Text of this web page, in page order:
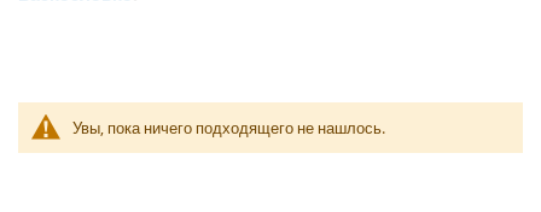
Увы, пока ничего подходящего не нашлось.